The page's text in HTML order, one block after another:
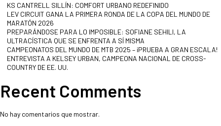
KS CANTRELL SILLÍN: COMFORT URBANO REDEFINIDO
LEV CIRCUIT GANA LA PRIMERA RONDA DE LA COPA DEL MUNDO DE
MARATÓN 2026
PREPARÁNDOSE PARA LO IMPOSIBLE: SOFIANE SEHILI, LA
ULTRACÍSTICA QUE SE ENFRENTA A SÍ MISMA
CAMPEONATOS DEL MUNDO DE MTB 2025 – ¡PRUEBA A GRAN ESCALA!
ENTREVISTA A KELSEY URBAN, CAMPEONA NACIONAL DE CROSS-
COUNTRY DE EE. UU.
Recent Comments
No hay comentarios que mostrar.